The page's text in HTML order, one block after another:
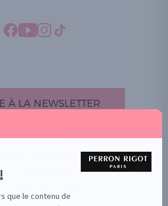
que le contenu de
À LA NEWSLETTER
PARTICULIERS
AIDE / FAQ